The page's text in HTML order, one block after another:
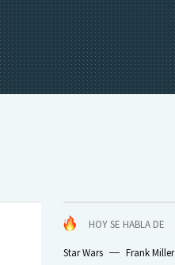
HOY SE HABLA DE
Star Wars Frank Miller